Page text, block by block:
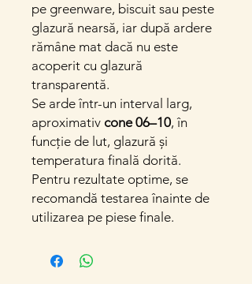
pe greenware, biscuit sau peste
glazură nearsă, iar după ardere
rămâne mat dacă nu este
acoperit cu glazură
transparentă.
Se arde într-un interval larg,
aproximativ cone 06–10, în
funcție de lut, glazură și
temperatura finală dorită.
Pentru rezultate optime, se
recomandă testarea înainte de
utilizarea pe piese finale.